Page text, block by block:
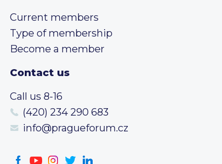
Current members
Type of membership
Become a member
Contact us
Call us 8-16
(420) 234 290 683
info@pragueforum.cz